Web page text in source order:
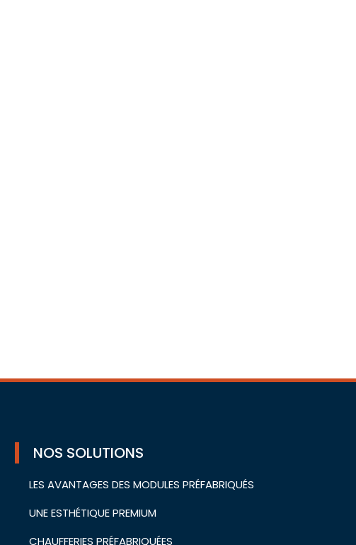
NOS SOLUTIONS
LES AVANTAGES DES MODULES PRÉFABRIQUÉS
UNE ESTHÉTIQUE PREMIUM
CHAUFFERIES PRÉFABRIQUÉES